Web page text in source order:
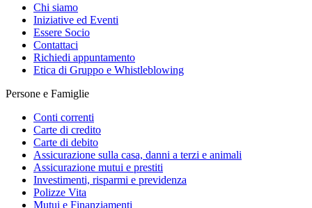
Chi siamo
Iniziative ed Eventi
Essere Socio
Contattaci
Richiedi appuntamento
Etica di Gruppo e Whistleblowing
Persone e Famiglie
Conti correnti
Carte di credito
Carte di debito
Assicurazione sulla casa, danni a terzi e animali
Assicurazione mutui e prestiti
Investimenti, risparmi e previdenza
Polizze Vita
Mutui e Finanziamenti